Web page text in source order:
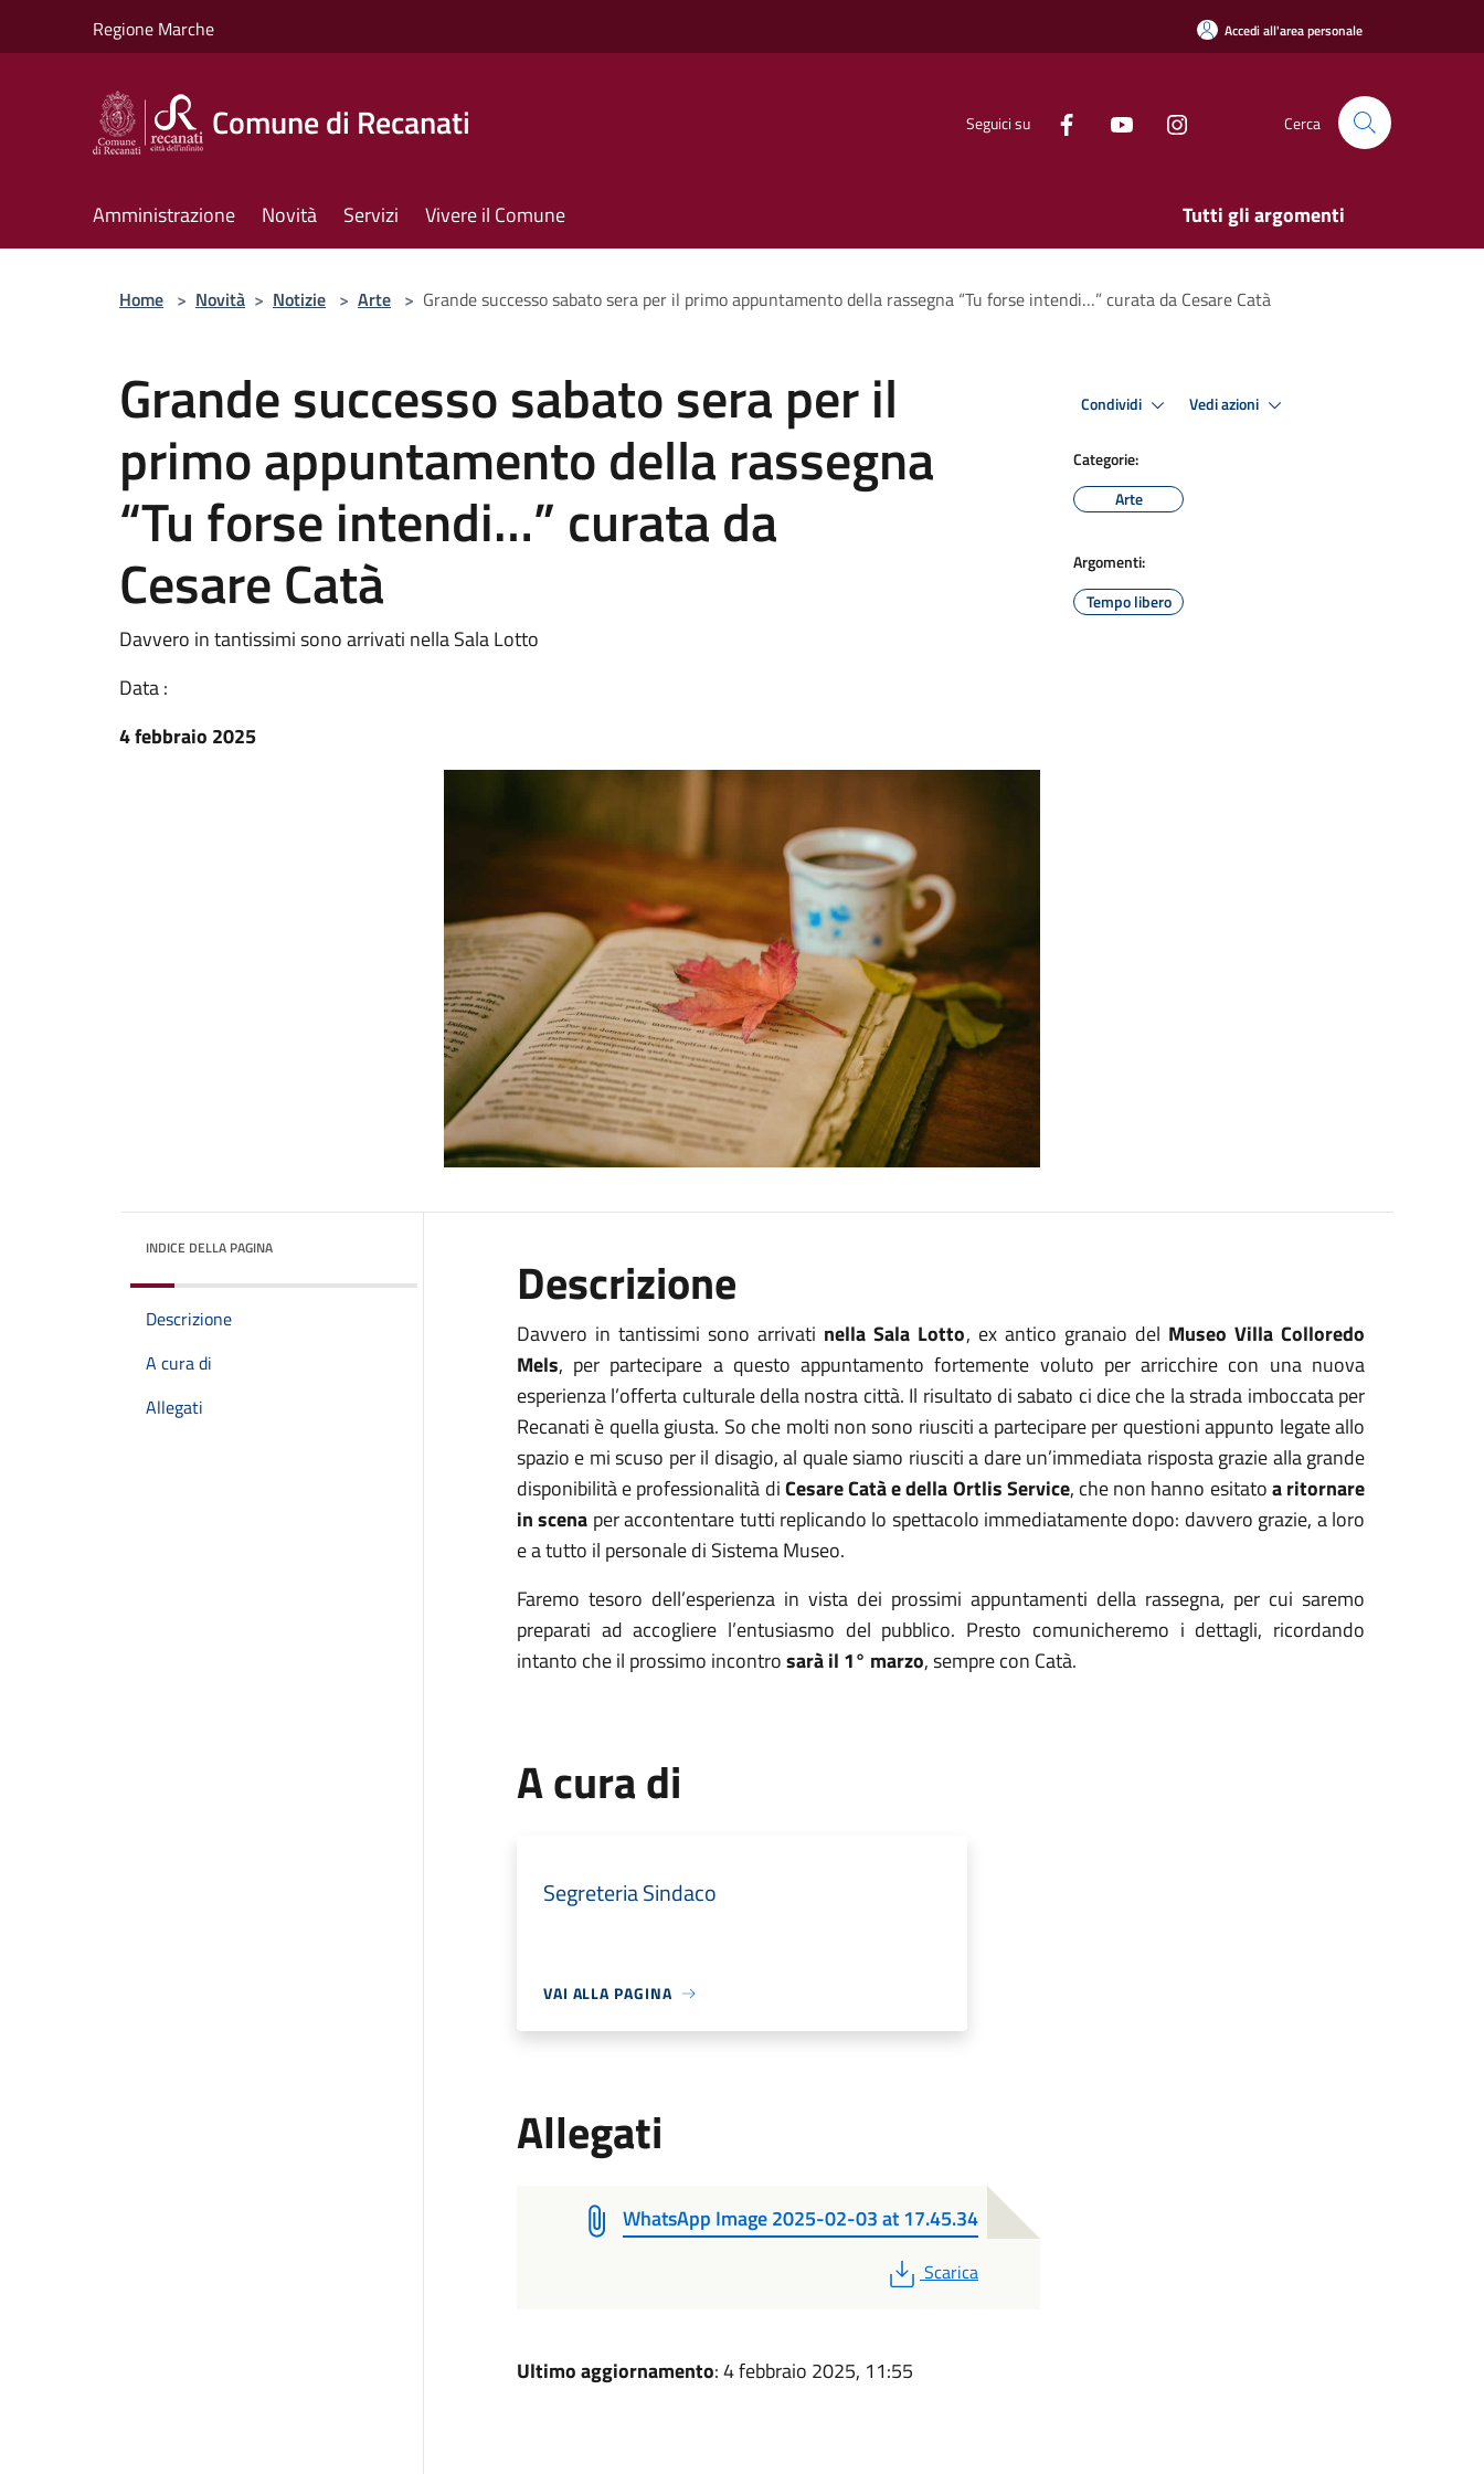
Regione Marche Accedi all'area personale
Comune di Recanati Seguici su Cerca
Amministrazione Novità Servizi Vivere il Comune Tutti gli argomenti
Home > Novità > Notizie > Arte > Grande successo sabato sera per il primo appuntamento della rassegna “Tu forse intendi…” curata da Cesare Catà
Grande successo sabato sera per il
primo appuntamento della rassegna
“Tu forse intendi…” curata da
Cesare Catà
Davvero in tantissimi sono arrivati nella Sala Lotto
Data :
4 febbraio 2025
Condividi Vedi azioni
Categorie:
Arte
Argomenti:
Tempo libero
INDICE DELLA PAGINA
Descrizione
A cura di
Allegati
Descrizione
Davvero in tantissimi sono arrivati nella Sala Lotto, ex antico granaio del Museo Villa Colloredo
Mels, per partecipare a questo appuntamento fortemente voluto per arricchire con una nuova
esperienza l’offerta culturale della nostra città. Il risultato di sabato ci dice che la strada imboccata per
Recanati è quella giusta. So che molti non sono riusciti a partecipare per questioni appunto legate allo
spazio e mi scuso per il disagio, al quale siamo riusciti a dare un’immediata risposta grazie alla grande
disponibilità e professionalità diCesare Catà e della Ortlis Service, che non hanno esitatoa ritornare
in scena per accontentare tutti replicando lo spettacolo immediatamente dopo: davvero grazie, a loro
e a tutto il personale di Sistema Museo.
Faremo tesoro dell’esperienza in vista dei prossimi appuntamenti della rassegna, per cui saremo
preparati ad accogliere l’entusiasmo del pubblico. Presto comunicheremo i dettagli, ricordando
intanto che il prossimo incontrosarà il 1° marzo, sempre con Catà.
A cura di
Segreteria Sindaco
VAI ALLA PAGINA
Allegati
WhatsApp Image 2025-02-03 at 17.45.34
PDF
Scarica
Ultimo aggiornamento: 4 febbraio 2025, 11:55